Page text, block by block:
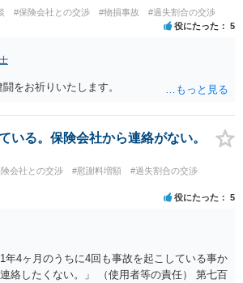
的には、損害論も責任論も裁判所と同じよう
ることになります。
#保険会社との交渉 #物損事故 #過失割合の交渉
役にたった 5
をお祈りいたします。
いる。保険会社から連絡がない。
会社との交渉 #慰謝料増額
#過失割合の交渉
役にたった 5
年4ヶ月のうちに4回も事故を起こしている事か
絡したくない。」 （使用者等の責任） 第七百